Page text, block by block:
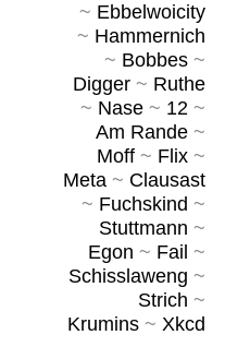
~ Ebbelwoicity
~ Hammernich
~ Bobbes~
Digger~ Ruthe
~ Nase~ 12~
Am Rande~
Moff~ Flix~
Meta~ Clausast
~ Fuchskind ~
Stuttmann ~
Egon ~ Fail ~
Schisslaweng ~
Strich ~
Krumins~ Xkcd